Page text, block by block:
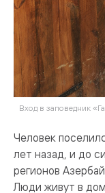
Вход в заповедник
Человек
лет назад, и до
регионов
Люди живут в